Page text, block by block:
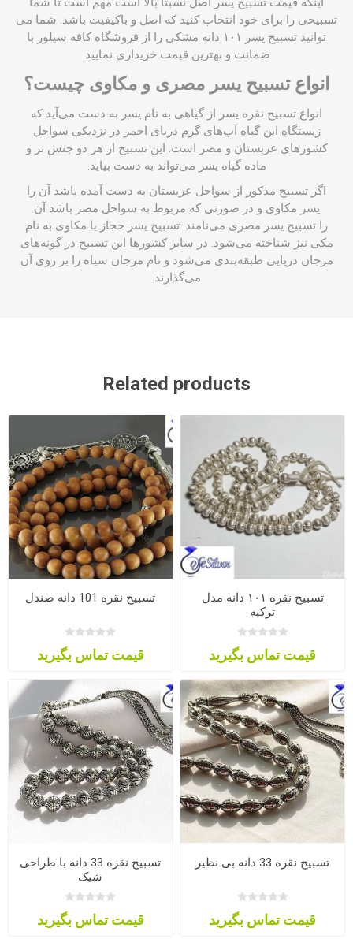
تسبیحی را برای خود انتخاب کنید که اصل و باکیفیت باشد. شما می
توانید تسبیح یسر ۱۰۱ دانه مشکی را از فروشگاه
کافه سیلور با
ضمانت و بهترین قیمت خریداری نمایید.
انواع تسبیح یسر مصری و مکاوی چیست؟
انواع تسبیح نقره یسر از گیاهی به نام یسر به دست می‌آید که
زیستگاه این گیاه آب‌های گرم دریای احمر در نزدیکی سواحل
کشورهای عربستان و مصر است. این تسبیح از هر دو جنس نر و
ماده گیاه یسر می‌تواند به دست بیاید.
اگر تسبیح مذکور از سواحل عربستان به دست آمده باشد آن را
یسر مکاوی و در صورتی که مربوط به سواحل مصر باشد آن
را تسبیح یسر مصری می‌نامند. تسبیح یسر حجاز یا مکاوی به نام
مکی نیز شناخته می‌شود. در سایر کشورها این تسبیح در گونه‌های
مرجان دریایی طبقه‌بندی می‌شود و نام مرجان سیاه را بر روی آن
می‌گذارند.
Related products
تسبیح نقره 101 دانه صندل
قیمت تماس بگیرید
تسبیح نقره ۱۰۱ دانه مدل
ترکیه
قیمت تماس بگیرید
تسبیح نقره 33 دانه با طراحی
شیک
قیمت تماس بگیرید
تسبیح نقره 33 دانه بی نظیر
قیمت تماس بگیرید